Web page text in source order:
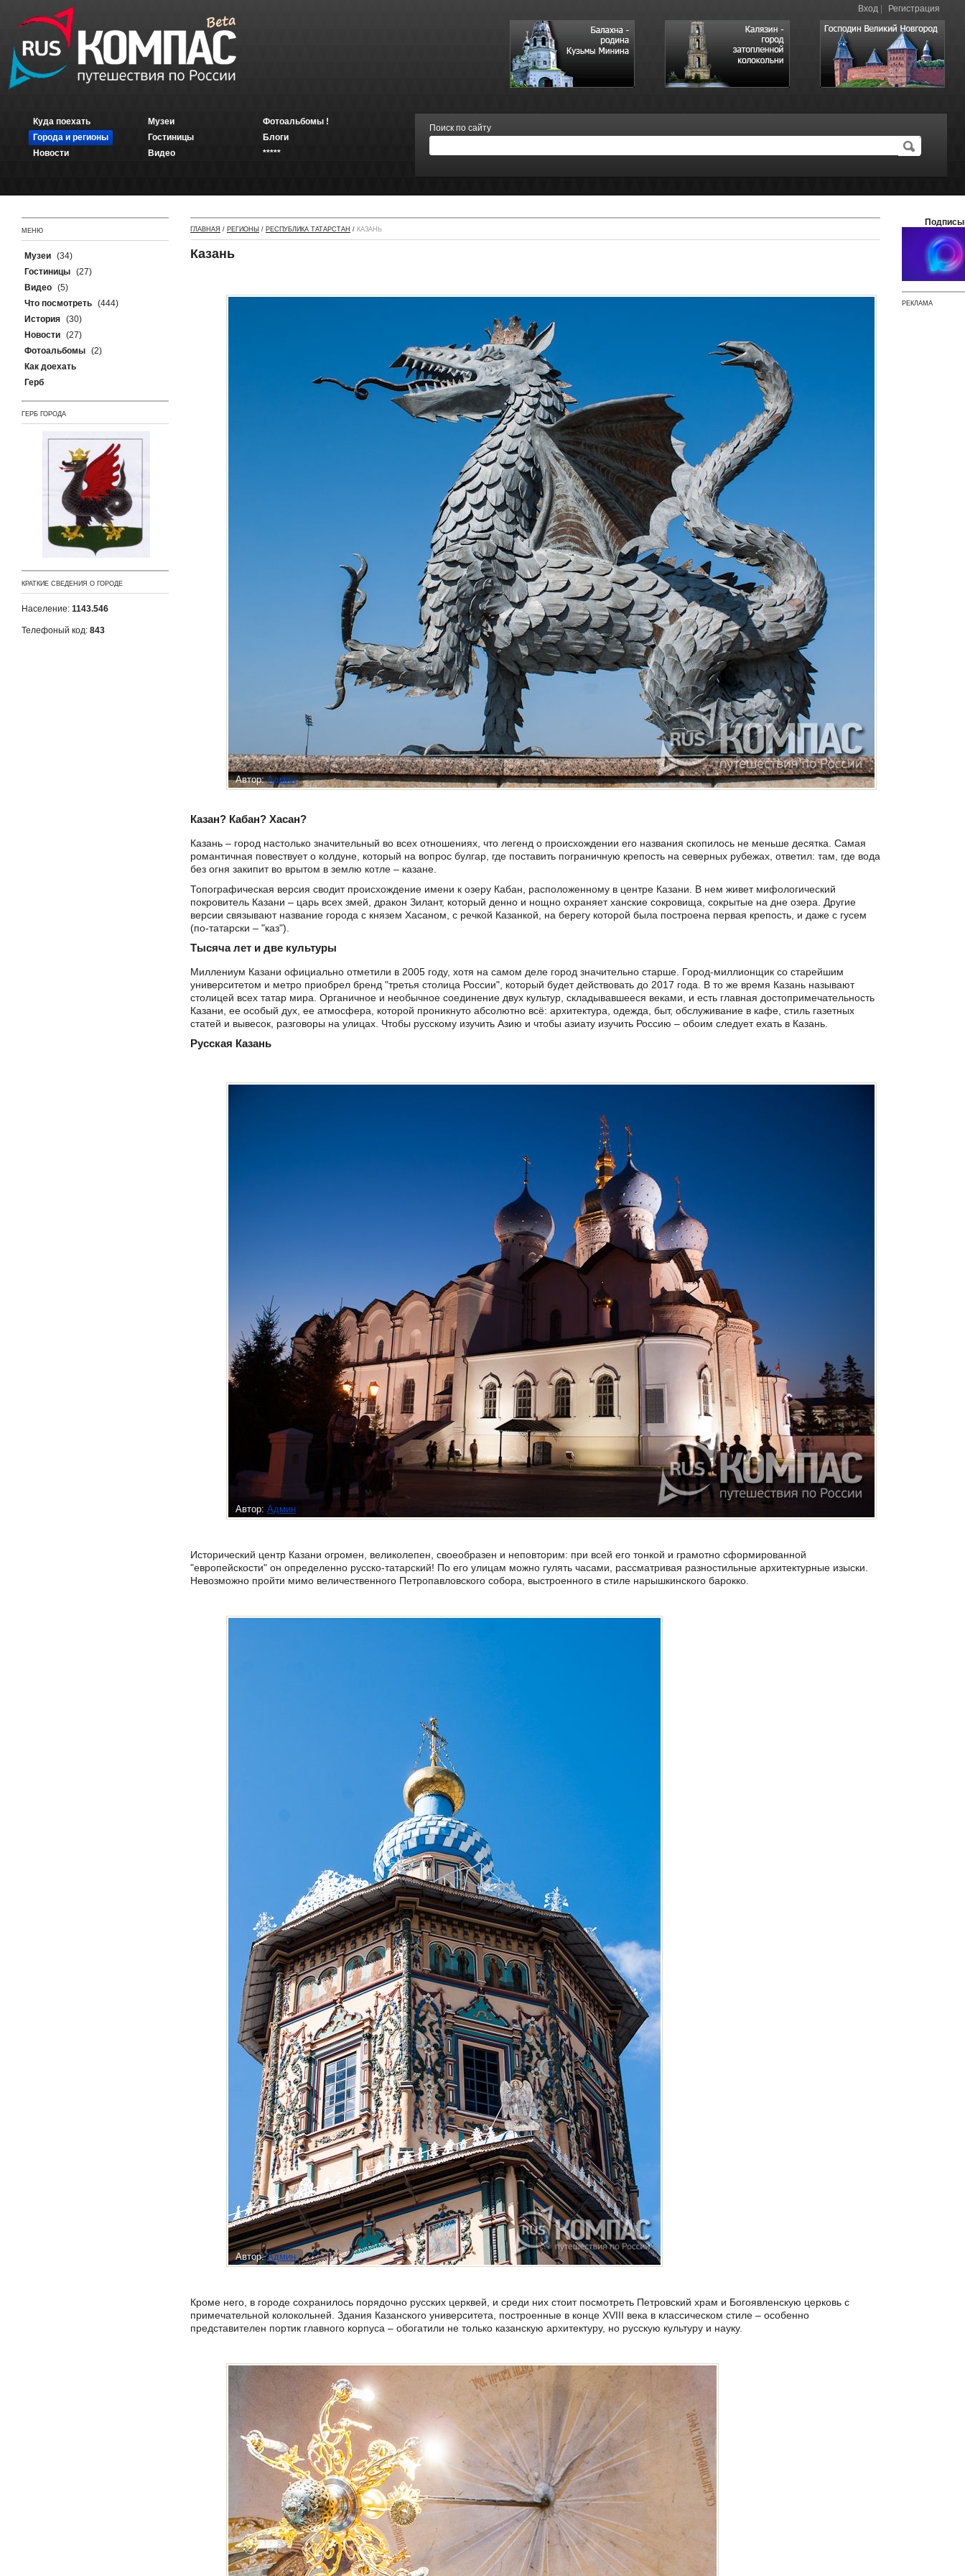
Вход Регистрация
Куда поехать
Города и регионы
Новости
Музеи
Гостиницы
Видео
Фотоальбомы !
Блоги
*****
Поиск по сайту
МЕНЮ
Музеи (34)
Гостиницы (27)
Видео (5)
Что посмотреть (444)
История (30)
Новости (27)
Фотоальбомы (2)
Как доехать
Герб
ГЕРБ ГОРОДА
КРАТКИЕ СВЕДЕНИЯ О ГОРОДЕ
Население: 1143.546
Телефоный код: 843
ГЛАВНАЯ / РЕГИОНЫ / РЕСПУБЛИКА ТАТАРСТАН / КАЗАНЬ
Казань
Автор:Админ
Казан? Кабан? Хасан?
Казань – город настолько значительный во всех отношениях, что легенд о происхождении его названия скопилось не меньше десятка. Самая
романтичная повествует о колдуне, который на вопрос булгар, где поставить пограничную крепость на северных рубежах, ответил: там, где вода
без огня закипит во врытом в землю котле – казане.
Топографическая версия сводит происхождение имени к озеру Кабан, расположенному в центре Казани. В нем живет мифологический
покровитель Казани – царь всех змей, дракон Зилант, который денно и нощно охраняет ханские сокровища, сокрытые на дне озера. Другие
версии связывают название города с князем Хасаном, с речкой Казанкой, на берегу которой была построена первая крепость, и даже с гусем
(по-татарски – "каз").
Тысяча лет и две культуры
Миллениум Казани официально отметили в 2005 году, хотя на самом деле город значительно старше. Город-миллионщик со старейшим
университетом и метро приобрел бренд "третья столица России", который будет действовать до 2017 года. В то же время Казань называют
столицей всех татар мира. Органичное и необычное соединение двух культур, складывавшееся веками, и есть главная достопримечательность
Казани, ее особый дух, ее атмосфера, которой проникнуто абсолютно всё: архитектура, одежда, быт, обслуживание в кафе, стиль газетных
статей и вывесок, разговоры на улицах. Чтобы русскому изучить Азию и чтобы азиату изучить Россию – обоим следует ехать в Казань.
Русская Казань
Автор: Админ
Исторический центр Казани огромен, великолепен, своеобразен и неповторим: при всей его тонкой и грамотно сформированной
"европейскости" он определенно русско-татарский! По его улицам можно гулять часами, рассматривая разностильные архитектурные изыски.
Невозможно пройти мимо величественного Петропавловского собора, выстроенного в стиле нарышкинского барокко.
Автор:Админ
Кроме него, в городе сохранилось порядочно русских церквей, и среди них стоит посмотреть Петровский храм и Богоявленскую церковь с
примечательной колокольней. Здания Казанского университета, построенные в конце XVIII века в классическом стиле – особенно
представителен портик главного корпуса – обогатили не только казанскую архитектуру, но русскую культуру и науку.
РЕКЛАМА